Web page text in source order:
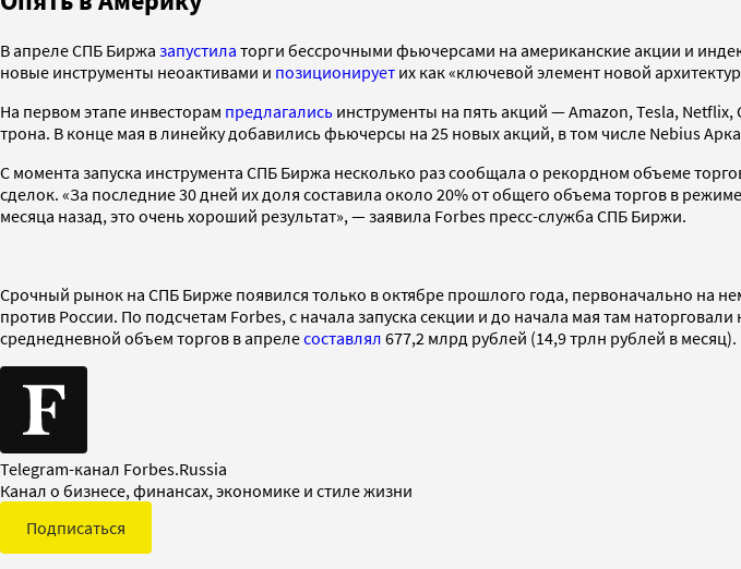
В апреле СПБ Биржа запустила торги бессрочными фьючерсами на американские акции и
новые инструменты неоактивами и позиционирует их как «ключевой элемент новой
На первом этапе инвесторам предлагались инструменты на пять акций — Amazon, Tesla,
трона. В конце мая в линейку добавились фьючерсы на 25 новых акций, в том числе Nebius
С момента запуска инструмента СПБ Биржа несколько раз сообщала о рекордном объеме
сделок. «За последние 30 дней их доля составила около 20% от общего объема торгов в
месяца назад, это очень хороший результат», — заявила Forbes пресс-служба СПБ Биржи.
Срочный рынок на СПБ Бирже появился только в октябре прошлого года, первоначально на
против России. По подсчетам Forbes, с начала запуска секции и до начала мая там
среднедневной объем торгов в апрелесоставлял 677,2 млрд рублей (14,9 трлн рублей в месяц).
Telegram-канал Forbes.Russia
Канал о бизнесе, финансах, экономике и стиле жизни
Подписаться